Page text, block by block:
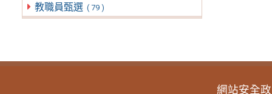
教職員甄選 ( 79 )
網站安全